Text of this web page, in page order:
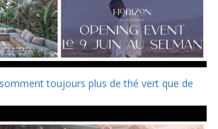
toujours plus de thé vert que de